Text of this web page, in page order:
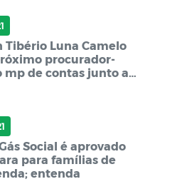
Tibério Luna Camelo
procurador-
mp de contas junto ao
Social é aprovado
para famílias de
entenda